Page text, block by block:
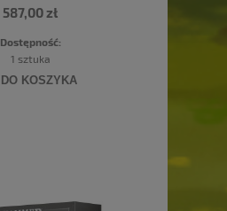
587,00 zł
Dostępność:
1 sztuka
DO KOSZYKA